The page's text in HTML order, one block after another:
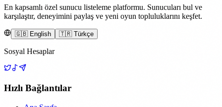
En kapsamlı özel sunucu listeleme platformu. Sunucuları bul ve
karşılaştır, deneyimini paylaş ve yeni oyun topluluklarını keşfet.
🇬🇧 English 🇹🇷 Türkçe
Sosyal Hesaplar
Hızlı Bağlantılar